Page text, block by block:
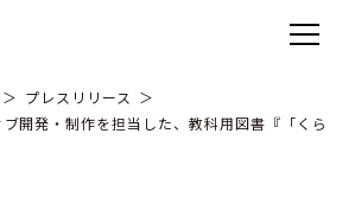
プレスリリース
ブ開発・制作を担当した、教科用図書『「くら